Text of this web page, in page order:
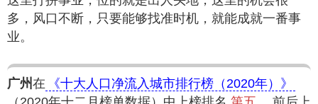
多，风口不断，只要能够找准时机，就能成就一番事
业。
广州在
《十大人口净流入城市排行榜（2020年）》